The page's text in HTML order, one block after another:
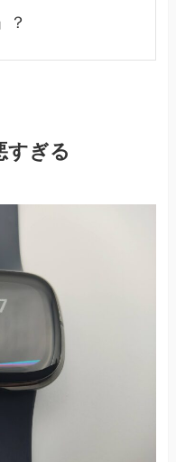
？
すぎる